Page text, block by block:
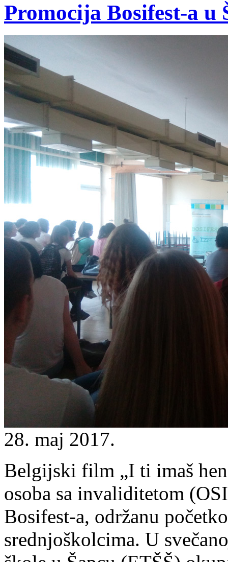
Promocija Bosifest-a u
28. maj 2017.
Belgijski film „I ti imaš
osoba sa invaliditetom
Bosifest-a, održanu
srednjoškolcima. U